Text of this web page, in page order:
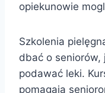
opiekunowie
Szkolenia
dbać o seniorów,
podawać leki.
pomagają